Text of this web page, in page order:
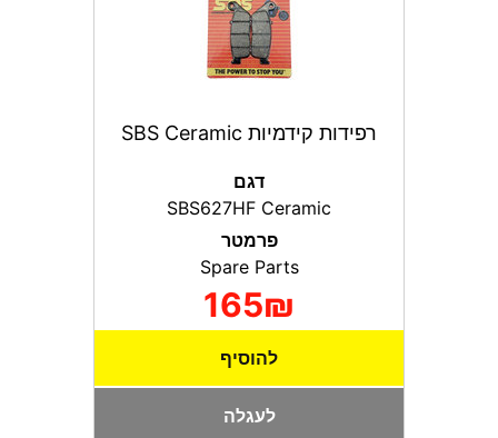
רפידות קידמיות SBS Ceramic
דגם
SBS627HF Ceramic
פרמטר
Spare Parts
165₪
להוסיף
לעגלה